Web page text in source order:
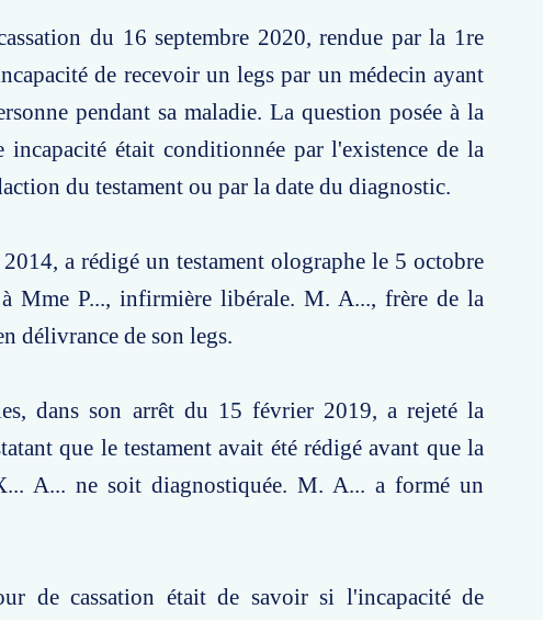
du 16 septembre 2020, rendue par la 1re
de recevoir un legs par un médecin ayant
pendant sa maladie. La question posée à la
était conditionnée par l'existence de la
du testament ou par la date du diagnostic.
a rédigé un testament olographe le 5 octobre
Mme P..., infirmière libérale. M. A..., frère de la
délivrance de son legs.
dans son arrêt du 15 février 2019, a rejeté la
que le testament avait été rédigé avant que la
A... ne soit diagnostiquée. M. A... a formé un
de cassation était de savoir si l'incapacité de